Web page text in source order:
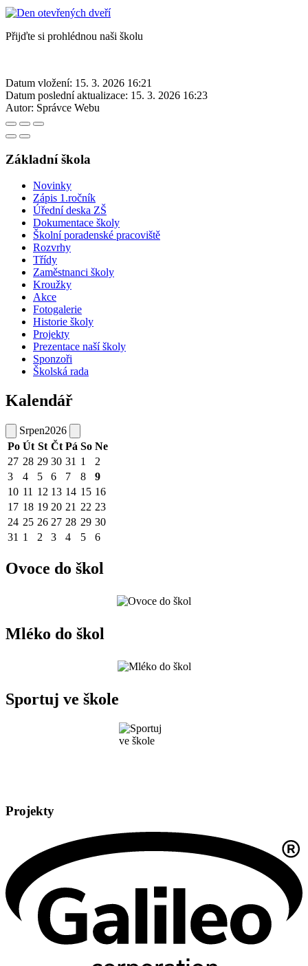
Přijďte si prohlédnou naši školu
Datum vložení: 15. 3. 2026 16:21
Datum poslední aktualizace: 15. 3. 2026 16:23
Autor: Správce Webu
Základní škola
Novinky
Zápis 1.ročník
Úřední deska ZŠ
Dokumentace školy
Školní poradenské pracoviště
Rozvrhy
Třídy
Zaměstnanci školy
Kroužky
Akce
Fotogalerie
Historie školy
Projekty
Prezentace naší školy
Sponzoři
Školská rada
Kalendář
Srpen2026
Po Út St Čt Pá So Ne
27 28 29 30 31 1
2
3
4 5 6 7 8
9
10 11 12 13 14 15 16
17 18 19 20 21 22 23
24 25 26 27 28 29 30
31 1 2 3 4 5 6
Ovoce do škol
Mléko do škol
Sportuj ve škole
Projekty